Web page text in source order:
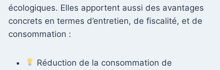
écologiques. Elles apportent aussi des avantages
concrets en termes d’entretien, de fiscalité, et de
consommation :
Réduction de la consommation de